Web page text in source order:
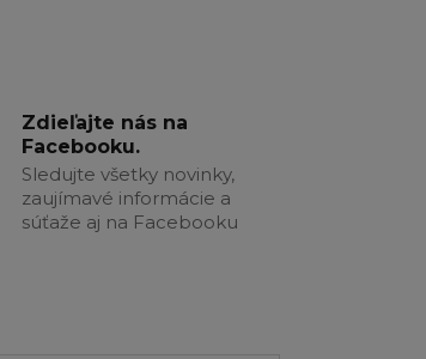
Zdieľajte nás na
Facebooku.
Sledujte všetky novinky,
zaujímavé informácie a
súťaže aj na Facebooku